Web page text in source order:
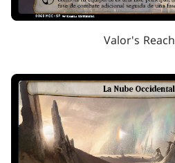
Valor's Reach